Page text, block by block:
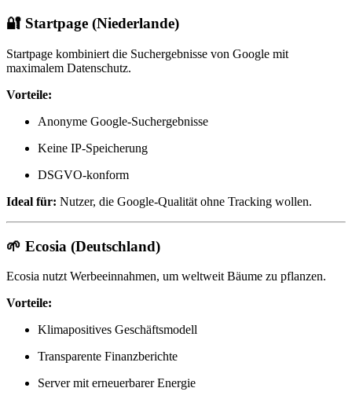
🔐 Startpage (Niederlande)
Startpage kombiniert die Suchergebnisse von Google mit
maximalem Datenschutz.
Vorteile:
Anonyme Google-Suchergebnisse
Keine IP-Speicherung
DSGVO-konform
Ideal für: Nutzer, die Google-Qualität ohne Tracking wollen.
🌱 Ecosia (Deutschland)
Ecosia nutzt Werbeeinnahmen, um weltweit Bäume zu pflanzen.
Vorteile:
Klimapositives Geschäftsmodell
Transparente Finanzberichte
Server mit erneuerbarer Energie